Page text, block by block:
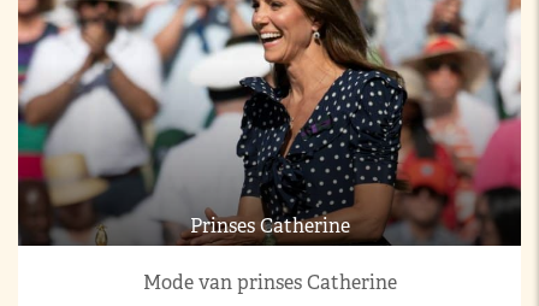
Prinses Catherine
Mode van prinses Catherine